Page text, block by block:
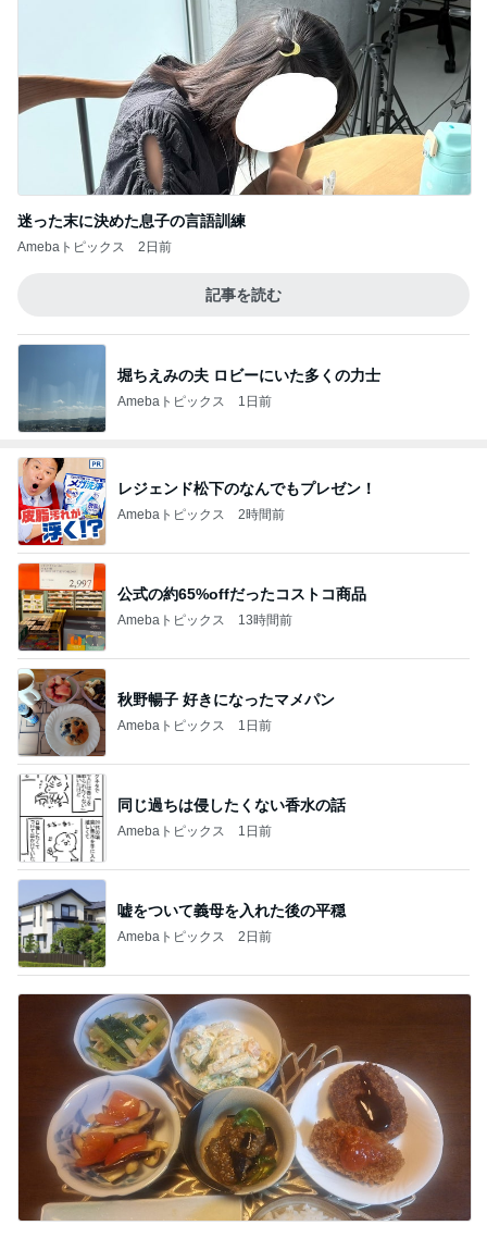
迷った末に決めた息子の言語訓練
Amebaトピックス 2日前
記事を読む
堀ちえみの夫 ロビーにいた多くの力士
Amebaトピックス 1日前
レジェンド松下のなんでもプレゼン！
Amebaトピックス 2時間前
公式の約65%offだったコストコ商品
Amebaトピックス 13時間前
秋野暢子 好きになったマメパン
Amebaトピックス 1日前
同じ過ちは侵したくない香水の話
Amebaトピックス 1日前
嘘をついて義母を入れた後の平穏
Amebaトピックス 2日前